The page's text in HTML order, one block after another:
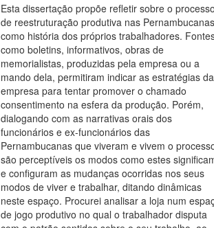
Esta dissertação propõe refletir sobre o
de reestruturação produtiva nas Pernambucanas
como história dos próprios trabalhadores.
como boletins, informativos, obras de
memorialistas, produzidas pela empresa ou a
mando dela, permitiram indicar as estratégias da
empresa para tentar promover o chamado
consentimento na esfera da produção. Porém,
dialogando com as narrativas orais dos
funcionários e ex-funcionários das
Pernambucanas que viveram e vivem o
são perceptíveis os modos como estes
e configuram as mudanças ocorridas nos seus
modos de viver e trabalhar, ditando dinâmicas
neste espaço. Procurei analisar a loja num
de jogo produtivo no qual o trabalhador disputa